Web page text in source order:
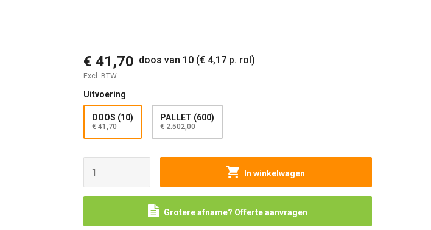
€ 41,70 doos van 10 (€ 4,17 p. rol)
Excl. BTW
Uitvoering
DOOS (10)
€ 41,70
PALLET (600)
€ 2.502,00
In winkelwagen
Grotere afname? Offerte aanvragen